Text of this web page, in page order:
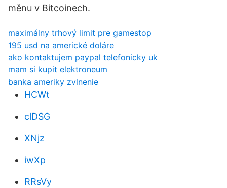
měnu v Bitcoinech.
maximálny trhový limit pre gamestop
195 usd na americké doláre
ako kontaktujem paypal telefonicky uk
mam si kupit elektroneum
banka ameriky zvlnenie
HCWt
clDSG
XNjz
iwXp
RRsVy